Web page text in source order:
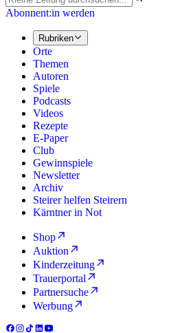
Abonnent:in werden
Rubriken
Orte
Themen
Autoren
Spiele
Podcasts
Videos
Rezepte
E-Paper
Club
Gewinnspiele
Newsletter
Archiv
Steirer helfen Steirern
Kärntner in Not
Shop
Auktion
Kinderzeitung
Trauerportal
Partnersuche
Werbung